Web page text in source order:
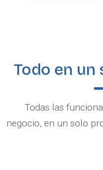
Todo en un
Todas las
negocio, en un solo